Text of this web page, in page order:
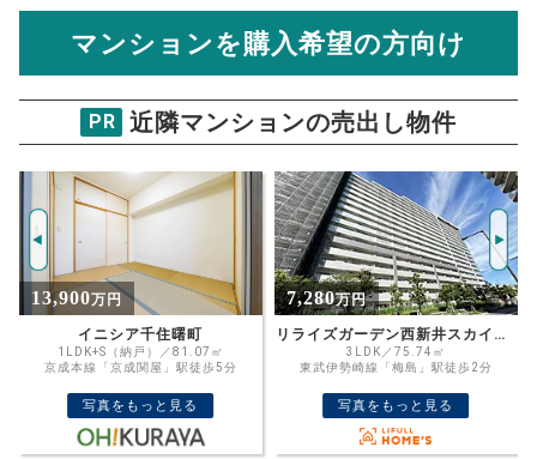
物件価格
万円
ご希望の
返済期間
年
住宅ローン
金利
%
ボーナス
返済金額
万円
サンクレイドル千住大橋
試算条件 69㎡・3階
推定売却価格： 4489万円
資金計画のために査定額や希望売却価
格を入力して活用するのもおすすめ◎
マンションを購入希望の方向け
PR 近隣マンションの売出し物件
7,280万円
3LDK／75.74㎡
東武伊勢崎線「梅島」駅徒歩2分
写真をもっと見る
2,999万円
藤和梅島コープ
3LDK／60.16㎡
東武伊勢崎・大師線「梅島」駅徒歩10分
写真をもっと見る